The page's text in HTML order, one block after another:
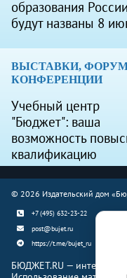
образования России
будут названы 8
ВЫСТАВКИ,
КОНФЕРЕНЦИИ
Учебный центр
"Бюджет": ваша
возможность
квалификацию
© 2026 Издательский дом
+7 (495) 632-23-22
post@bujet.ru
https://t.me/bujet_ru
БЮДЖЕТ.RU — интернет-